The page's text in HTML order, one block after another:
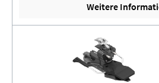
Weitere